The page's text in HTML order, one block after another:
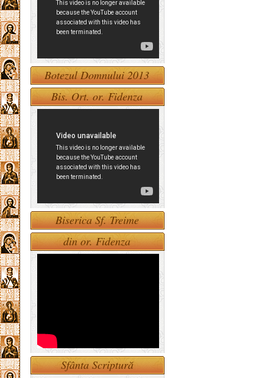
Botezul Domnului 2013
Bis. Ort. or. Fidenza
Biserica Sf. Treime
din or. Fidenza
Sfânta Scriptură